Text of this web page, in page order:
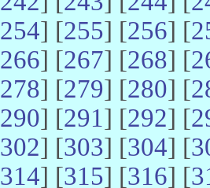
254] [255] [256] [
266] [267] [268] [
278] [279] [280] [
290] [291] [292] [
302] [303] [304] [
314] [315] [316] [